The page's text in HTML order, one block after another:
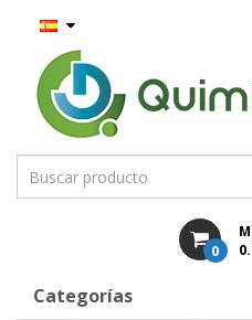
0
Categorías